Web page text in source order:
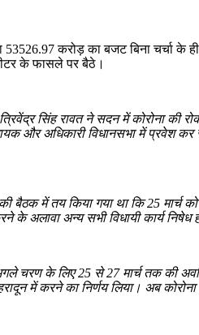
करोड़ का बजट बिना चर्चा के
के फासले पर बैठे।
सिंह रावत ने सदन में कोरोना की
और अधिकारी विधानसभा में प्रवेश कर
की बैठक में तय किया गया था कि25 मार्च
के अलावा अन्य सभी विधायी कार्य निषेध
चरण के लिए25 से27 मार्च तक की
में करने का निर्णय लिया। अब